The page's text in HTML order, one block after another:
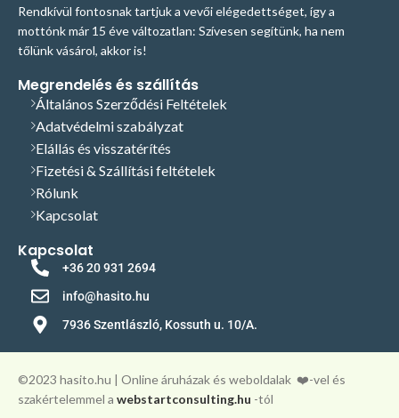
Rendkívül fontosnak tartjuk a vevői elégedettséget, így a
mottónk már 15 éve változatlan: Szívesen segítünk, ha nem
tőlünk vásárol, akkor is!
Megrendelés és szállítás
Általános Szerződési Feltételek
Adatvédelmi szabályzat
Elállás és visszatérítés
Fizetési & Szállítási feltételek
Rólunk
Kapcsolat
Kapcsolat
+36 20 931 2694
info@hasito.hu
7936 Szentlászló, Kossuth u. 10/A.
©️2023 hasito.hu | Online áruházak és weboldalak ❤️-vel és
szakértelemmel a webstartconsulting.hu -tól